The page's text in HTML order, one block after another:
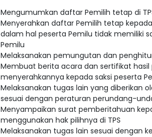
Mengumumkan daftar Pemilih tetap di
Menyerahkan daftar Pemilih tetap
dalam hal peserta Pemilu tidak memiliki
Pemilu
Melaksanakan pemungutan dan
Membuat berita acara dan sertifikat
menyerahkannya kepada saksi peserta
Melaksanakan tugas lain yang diberikan
sesuai dengan peraturan perundang-
Menyampaikan surat pemberitahuan
menggunakan hak pilihnya di TPS
Melaksanakan tugas lain sesuai dengan